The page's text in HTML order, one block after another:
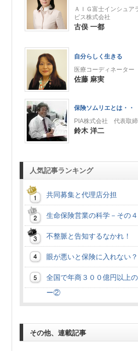
ＡＩＧ富士インシュア
ビス株式会社
古俣 一都
自分らしく生きる
医療コーディネーター
佐藤 麻実
保険ソムリエとは・・
PIA株式会社 代表取
鈴木 洋二
人気記事ランキング
共同募集と代理店分担
生命保険営業の科学－その４
不整脈と告知するなかれ！
眼が悪いと保険に入れない？
全国で年商３００億円以上
ー②
その他、連載記事